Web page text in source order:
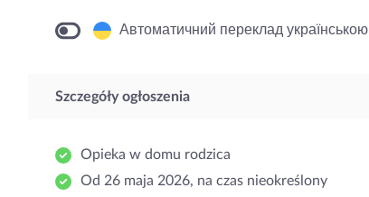
Автоматичний переклад українською
Szczegóły ogłoszenia
Opieka w domu rodzica
Od 26 maja 2026, na czas nieokreślony